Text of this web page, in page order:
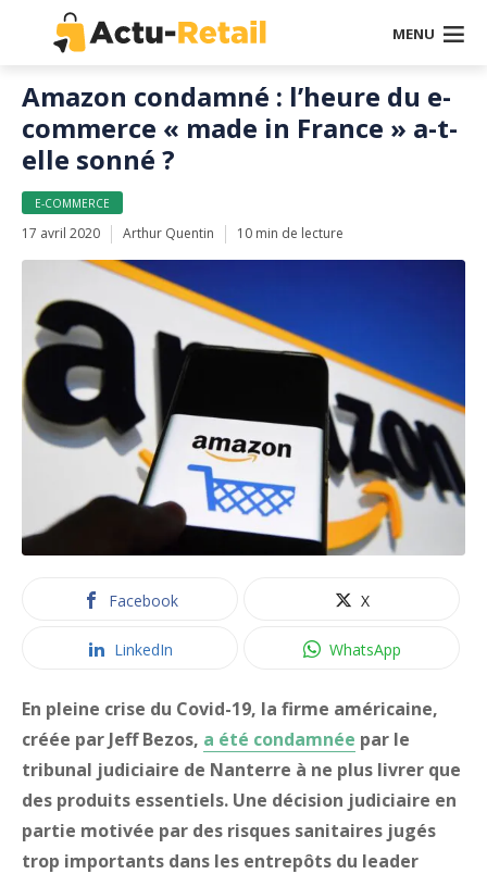
MENU
Amazon condamné : l’heure du e-
commerce « made in France » a-t-
elle sonné ?
E-COMMERCE
17 avril 2020 Arthur Quentin 10 min de lecture
Facebook X
LinkedIn WhatsApp
En pleine crise du Covid-19, la firme américaine,
créée par Jeff Bezos, a été condamnée par le
tribunal judiciaire de Nanterre à ne plus livrer que
des produits essentiels. Une décision judiciaire en
partie motivée par des risques sanitaires jugés
trop importants dans les entrepôts du leader